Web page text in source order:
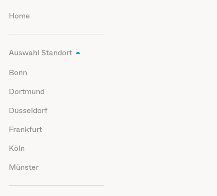
Home
Auswahl Standort
Bonn
Dortmund
Düsseldorf
Frankfurt
Köln
Münster